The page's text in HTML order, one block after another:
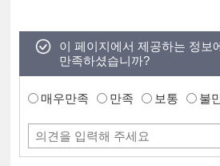
이 페이지에서 제공하는 정보
만족하셨습니까?
매우만족 만족 보통 불